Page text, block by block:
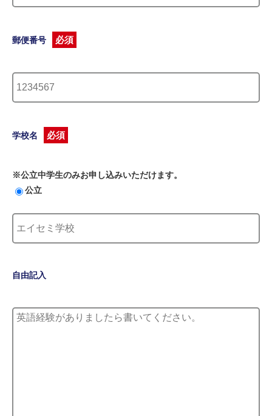
郵便番号 必須
学校名 必須
※公立中学生のみお申し込みいただけます。
公立
自由記入